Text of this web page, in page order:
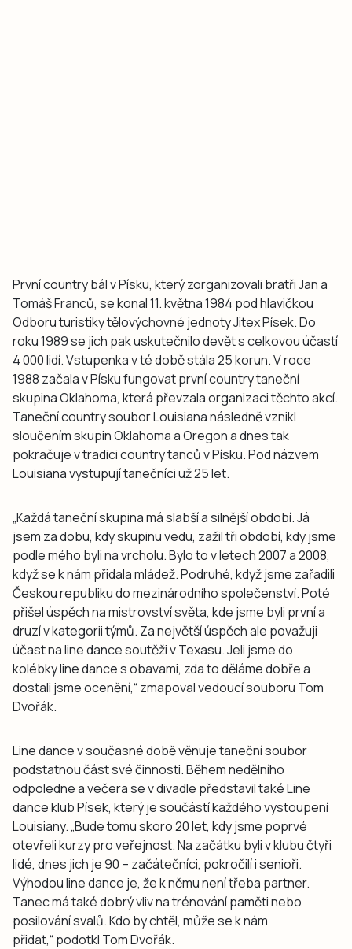
První country bál v Písku, který zorganizovali bratři Jan a
Tomáš Franců, se konal 11. května 1984 pod hlavičkou
Odboru turistiky tělovýchovné jednoty Jitex Písek. Do
roku 1989 se jich pak uskutečnilo devět s celkovou účastí
4 000 lidí. Vstupenka v té době stála 25 korun. V roce
1988 začala v Písku fungovat první country taneční
skupina Oklahoma, která převzala organizaci těchto akcí.
Taneční country soubor Louisiana následně vznikl
sloučením skupin Oklahoma a Oregon a dnes tak
pokračuje v tradici country tanců v Písku. Pod názvem
Louisiana vystupují tanečníci už 25 let.
„Každá taneční skupina má slabší a silnější období. Já
jsem za dobu, kdy skupinu vedu, zažil tři období, kdy jsme
podle mého byli na vrcholu. Bylo to v letech 2007 a 2008,
když se k nám přidala mládež. Podruhé, když jsme zařadili
Českou republiku do mezinárodního společenství. Poté
přišel úspěch na mistrovství světa, kde jsme byli první a
druzí v kategorii týmů. Za největší úspěch ale považuji
účast na line dance soutěži v Texasu. Jeli jsme do
kolébky line dance s obavami, zda to děláme dobře a
dostali jsme ocenění,“ zmapoval vedoucí souboru Tom
Dvořák.
Line dance v současné době věnuje taneční soubor
podstatnou část své činnosti. Během nedělního
odpoledne a večera se v divadle představil také Line
dance klub Písek, který je součástí každého vystoupení
Louisiany. „Bude tomu skoro 20 let, kdy jsme poprvé
otevřeli kurzy pro veřejnost. Na začátku byli v klubu čtyři
lidé, dnes jich je 90 – začátečníci, pokročilí i senioři.
Výhodou line dance je, že k němu není třeba partner.
Tanec má také dobrý vliv na trénování paměti nebo
posilování svalů. Kdo by chtěl, může se k nám
přidat,“ podotkl Tom Dvořák.